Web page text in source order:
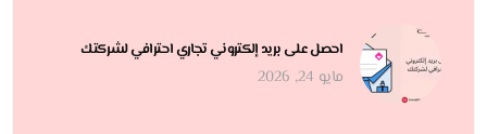
احصل على بريد إلكتروني تجاري احترافي لشركتك
مايو 24, 2026